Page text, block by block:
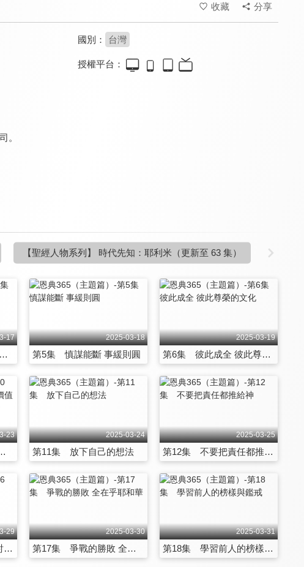
全 5 集 更新至第 74 集 全 8 集
收藏 分享
國別： 台灣
授權平台：
。
【聖經人物系列】 時代先知：耶利米 （更新至 63 集）
17
第4集 成為體恤別人的領袖
2025-03-18
第5集 慎謀能斷 事緩則圓
2025-03-19
第6集 彼此成全 彼此尊榮的文化
23
找自己的價值
2025-03-24
第11集 放下自己的想法
2025-03-25
第12集 不要把責任都推給神
29
第16集 失敗之後先檢討自己
2025-03-30
第17集 爭戰的勝敗 全在乎耶和華
2025-03-31
第18集 學習前人的榜樣與鑑戒